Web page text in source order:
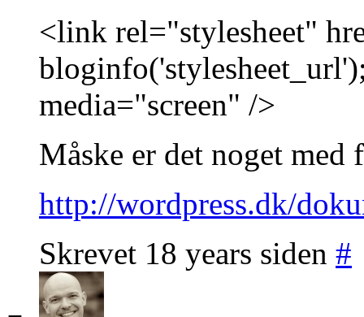
<link rel="stylesheet"
media="screen" />
Måske er det noget med
http://wordpress.dk/
Skrevet 18 years siden #